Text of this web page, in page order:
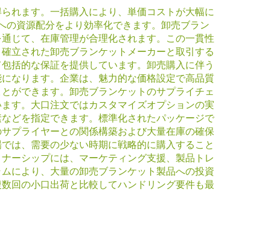
れます。一括購入により、単価コストが大幅に
資源配分をより効率化できます。卸売ブラン
じて、在庫管理が合理化されます。この一貫性
立された卸売ブランケットメーカーと取引する
括的な保証を提供しています。卸売購入に伴う
なります。企業は、魅力的な価格設定で高品質
ができます。卸売ブランケットのサプライチェ
す。大口注文ではカスタマイズオプションの実
どを指定できます。標準化されたパッケージで
プライヤーとの関係構築および大量在庫の確保
は、需要の少ない時期に戦略的に購入すること
ーシップには、マーケティング支援、製品トレ
により、大量の卸売ブランケット製品への投資
回の小口出荷と比較してハンドリング要件も最